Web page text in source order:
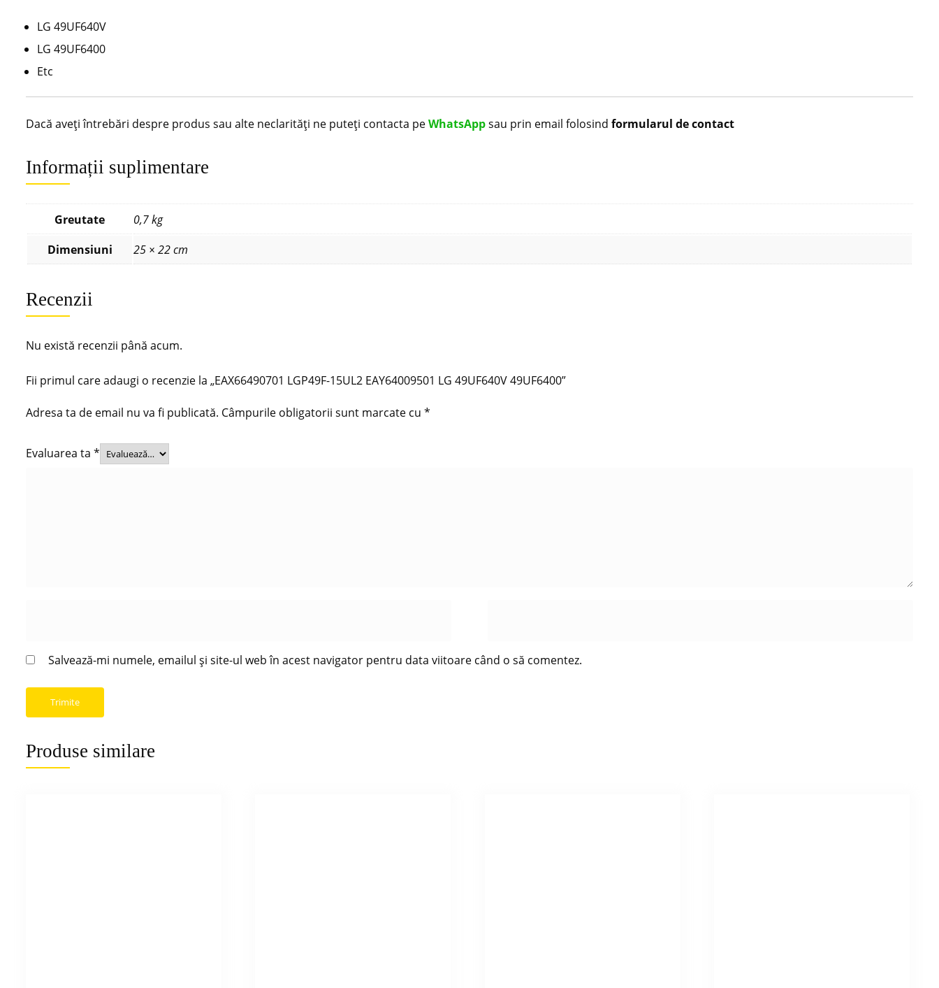
LG 49UF640V
LG 49UF6400
Etc
Dacă aveți întrebări despre produs sau alte neclarități ne puteți contacta peWhatsAppsau prin email folosind formularul de contact
Informații suplimentare
Greutate
0,7 kg
Dimensiuni
25 × 22 cm
Recenzii
Nu există recenzii până acum.
Fii primul care adaugi o recenzie la „EAX66490701 LGP49F-15UL2 EAY64009501 LG 49UF640V 49UF6400”
Adresa ta de email nu va fi publicată. Câmpurile obligatorii sunt marcate cu *
Evaluarea ta *
Salvează-mi numele, emailul și site-ul web în acest navigator pentru data viitoare când o să comentez.
Produse similare